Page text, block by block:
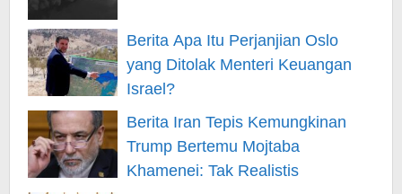
Berita Apa Itu Perjanjian Oslo
yang Ditolak Menteri Keuangan
Israel?
Berita Iran Tepis Kemungkinan
Trump Bertemu Mojtaba
Khamenei: Tak Realistis